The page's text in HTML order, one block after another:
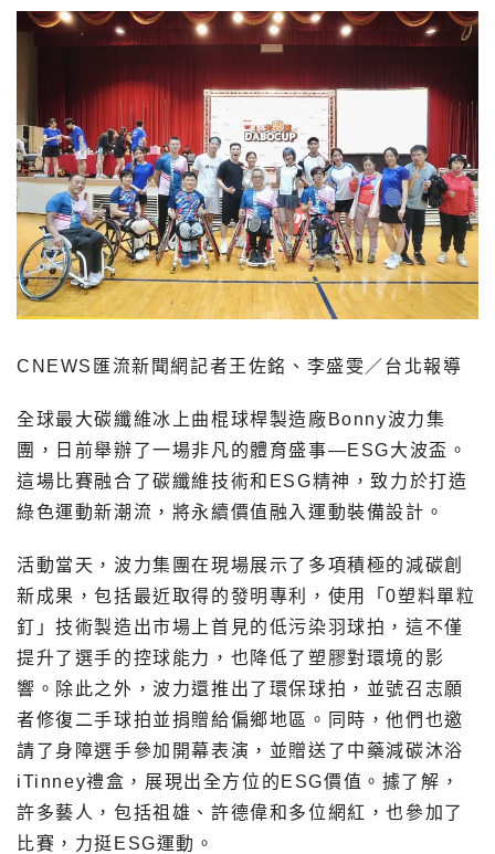
CNEWS匯流新聞網記者王佐銘、李盛雯／台北報導
全球最大碳纖維冰上曲棍球桿製造廠Bonny波力集
團，日前舉辦了一場非凡的體育盛事—ESG大波盃。
這場比賽融合了碳纖維技術和ESG精神，致力於打造
綠色運動新潮流，將永續價值融入運動裝備設計。
活動當天，波力集團在現場展示了多項積極的減碳創
新成果，包括最近取得的發明專利，使用「0塑料單粒
釘」技術製造出市場上首見的低污染羽球拍，這不僅
提升了選手的控球能力，也降低了塑膠對環境的影
響。除此之外，波力還推出了環保球拍，並號召志願
者修復二手球拍並捐贈給偏鄉地區。同時，他們也邀
請了身障選手參加開幕表演，並贈送了中藥減碳沐浴
iTinney禮盒，展現出全方位的ESG價值。據了解，
許多藝人，包括祖雄、許德偉和多位網紅，也參加了
比賽，力挺ESG運動。